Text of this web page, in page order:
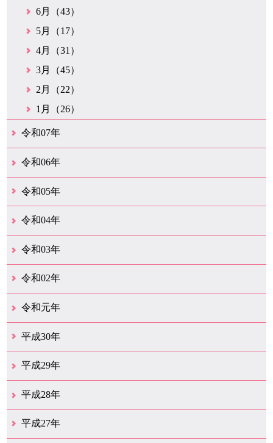
6月（43）
5月（17）
4月（31）
3月（45）
2月（22）
1月（26）
令和07年
12月（50）
11月（42）
10月（31）
9月（35）
8月（26）
7月（25）
6月（35）
5月（26）
4月（35）
3月（32）
2月（35）
1月（24）
令和06年
12月（46）
11月（38）
10月（32）
9月（29）
8月（36）
7月（30）
6月（33）
5月（29）
4月（45）
3月（50）
2月（21）
1月（75）
令和05年
12月（36）
11月（31）
10月（30）
9月（30）
8月（26）
7月（29）
6月（19）
5月（28）
4月（28）
3月（38）
2月（21）
1月（22）
令和04年
12月（40）
11月（22）
10月（33）
9月（35）
8月（31）
7月（25）
6月（33）
5月（16）
4月（48）
3月（42）
2月（23）
1月（31）
令和03年
12月（26）
11月（25）
10月（18）
9月（33）
8月（27）
7月（28）
6月（24）
5月（24）
4月（36）
3月（67）
2月（18）
1月（44）
令和02年
12月（41）
11月（18）
10月（25）
9月（21）
8月（31）
7月（28）
6月（41）
5月（36）
4月（49）
3月（69）
2月（36）
1月（15）
令和元年
12月（19）
11月（21）
10月（36）
9月（25）
8月（16）
7月（16）
6月（13）
5月（10）
4月（38）
3月（15）
2月（10）
1月（8）
平成30年
12月（14）
11月（13）
10月（18）
9月（17）
8月（19）
7月（66）
6月（19）
5月（16）
4月（29）
3月（41）
2月（16）
1月（15）
平成29年
12月（22）
11月（11）
10月（22）
9月（31）
8月（20）
7月（29）
6月（6）
5月（13）
4月（10）
3月（10）
2月（5）
1月（6）
平成28年
12月（15）
11月（12）
10月（12）
9月（21）
8月（11）
7月（18）
6月（16）
5月（27）
4月（49）
3月（37）
2月（12）
1月（9）
平成27年